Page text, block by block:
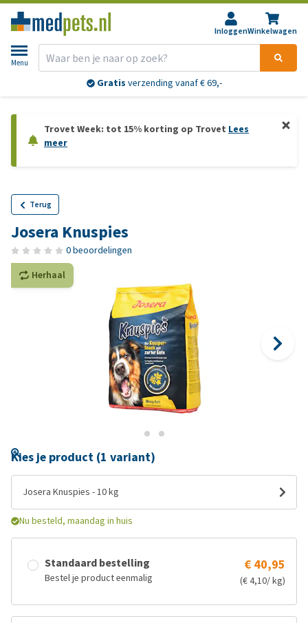
InloggenWinkelwagen
Menu
Gratis verzending vanaf € 69,-
Trovet Week: tot 15% korting op Trovet Lees
meer
Terug
Josera Knuspies
0 beoordelingen
Herhaal
Kies je product (1 variant)
Josera Knuspies - 10 kg
Nu besteld, maandag in huis
Standaard bestelling
Bestel je product eenmalig
€ 40,95
(€ 4,10/ kg)